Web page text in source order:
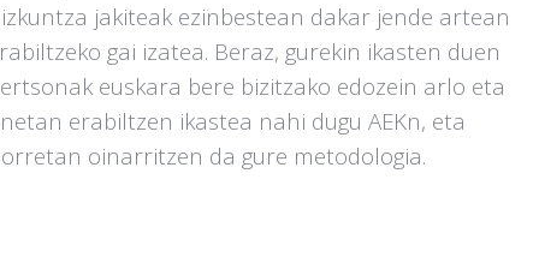
jakiteak ezinbestean dakar jende artean
gai izatea. Beraz, gurekin ikasten duen
euskara bere bizitzako edozein arlo eta
erabiltzen ikastea nahi dugu AEKn, eta
oinarritzen da gure metodologia.